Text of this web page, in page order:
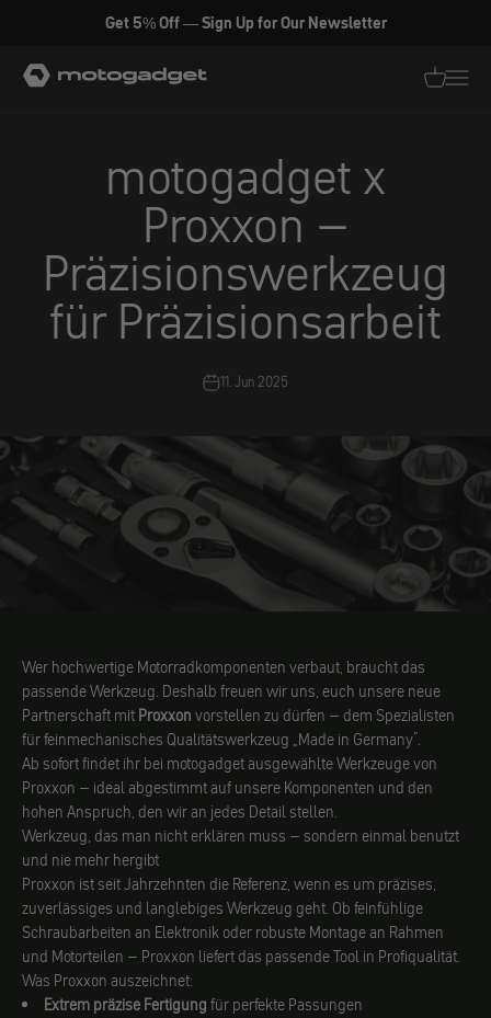
Zum Inhalt springen
Get 5% Off — Sign Up for Our Newsletter
motogadget GmbH
motogadget x
Proxxon –
Präzisionswerkzeug
für Präzisionsarbeit
11. Jun 2025
Wer hochwertige Motorradkomponenten verbaut, braucht das
passende Werkzeug. Deshalb freuen wir uns, euch unsere neue
Partnerschaft mit Proxxon vorstellen zu dürfen – dem Spezialisten
für feinmechanisches Qualitätswerkzeug „Made in Germany“.
Ab sofort findet ihr bei motogadget ausgewählte Werkzeuge von
Proxxon – ideal abgestimmt auf unsere Komponenten und den
hohen Anspruch, den wir an jedes Detail stellen.
Werkzeug, das man nicht erklären muss – sondern einmal benutzt
und nie mehr hergibt
Proxxon ist seit Jahrzehnten die Referenz, wenn es um präzises,
zuverlässiges und langlebiges Werkzeug geht. Ob feinfühlige
Schraubarbeiten an Elektronik oder robuste Montage an Rahmen
und Motorteilen – Proxxon liefert das passende Tool in Profiqualität.
Was Proxxon auszeichnet:
Extrem präzise Fertigung für perfekte Passungen